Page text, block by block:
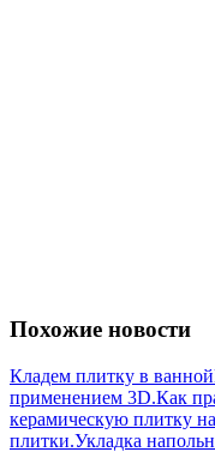
Похожие новости
Кладем плитку в ванной
применением 3D.Как
керамическую плитку
плитки.Укладка